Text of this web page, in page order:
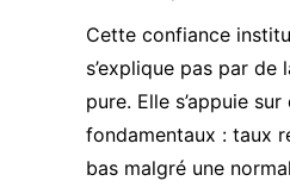
Cette confiance
s’explique pas par de
pure. Elle s’appuie sur
fondamentaux : taux
bas malgré une